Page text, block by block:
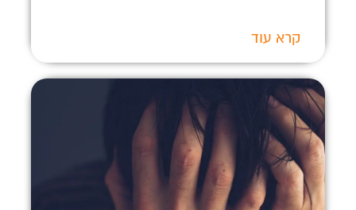
קרא עוד